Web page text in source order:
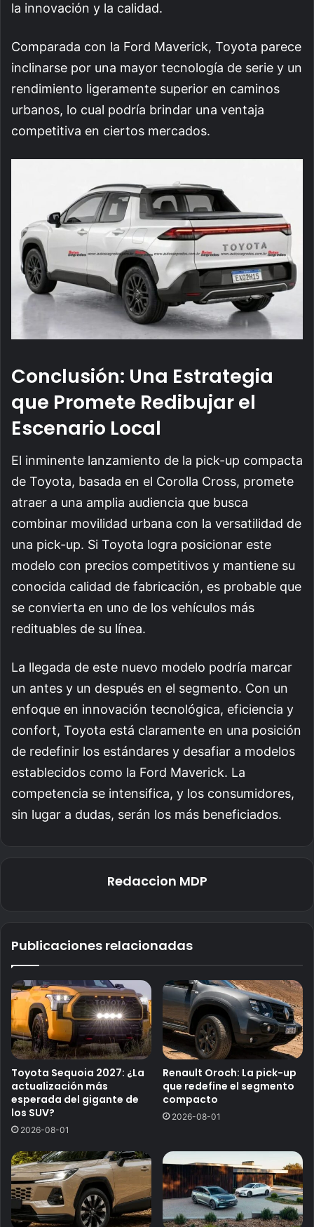
la innovación y la calidad.
Comparada con la Ford Maverick, Toyota parece
inclinarse por una mayor tecnología de serie y un
rendimiento ligeramente superior en caminos
urbanos, lo cual podría brindar una ventaja
competitiva en ciertos mercados.
Conclusión: Una Estrategia
que Promete Redibujar el
Escenario Local
El inminente lanzamiento de la pick-up compacta
de Toyota, basada en el Corolla Cross, promete
atraer a una amplia audiencia que busca
combinar movilidad urbana con la versatilidad de
una pick-up. Si Toyota logra posicionar este
modelo con precios competitivos y mantiene su
conocida calidad de fabricación, es probable que
se convierta en uno de los vehículos más
redituables de su línea.
La llegada de este nuevo modelo podría marcar
un antes y un después en el segmento. Con un
enfoque en innovación tecnológica, eficiencia y
confort, Toyota está claramente en una posición
de redefinir los estándares y desafiar a modelos
establecidos como la Ford Maverick. La
competencia se intensifica, y los consumidores,
sin lugar a dudas, serán los más beneficiados.
Redaccion MDP
Publicaciones relacionadas
Toyota Sequoia 2027: ¿La
actualización más
esperada del gigante de
los SUV?
2026-08-01
Renault Oroch: La pick-up
que redefine el segmento
compacto
2026-08-01